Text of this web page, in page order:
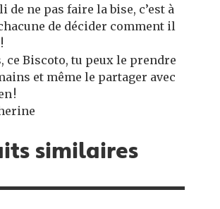
de ne pas faire la bise, c’est à
de décider comment il
ce Biscoto, tu peux le prendre
et même le partager avec
!
similaires